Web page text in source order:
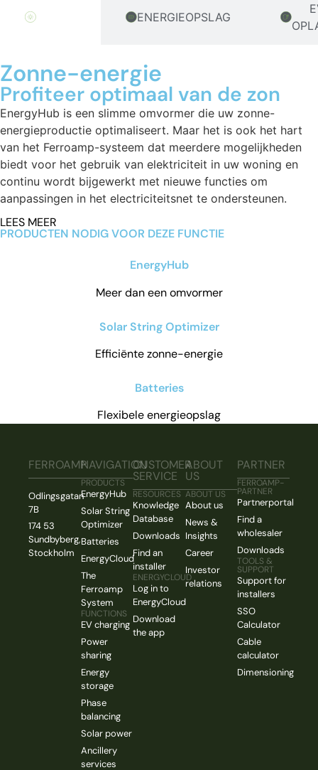
ENERGIEOPSLAG
Zonne-energie
Profiteer optimaal van de zon
EnergyHub is een slimme omvormer die uw zonne-
energieproductie optimaliseert. Maar het is ook het hart
van het Ferroamp-systeem dat meerdere mogelijkheden
biedt voor het gebruik van elektriciteit in uw woning en
continu wordt bijgewerkt met nieuwe functies om
aanpassingen in het electriciteitsnet te ondersteunen.
LEES MEER
PRODUCTEN NODIG VOOR DEZE FUNCTIE
EnergyHub
Meer dan een omvormer
Solar String Optimizer
Efficiënte zonne-energie
Batteries
Flexibele energieopslag
FERROAMP
Odlingsgatan
7B
174 53
Sundbyberg,
Stockholm
NAVIGATION
PRODUCTS
EnergyHub
Solar String
Optimizer
Batteries
EnergyCloud
The
Ferroamp
System
FUNCTIONS
EV charging
Power
sharing
Energy
storage
Phase
balancing
Solar power
Ancillery
services
CUSTOMER
SERVICE
RESOURCES
Knowledge
Database
Downloads
Find an
installer
ENERGYCLOUD
Log in to
EnergyCloud
Download
the app
ABOUT
US
ABOUT US
About us
News &
Insights
Career
Investor
relations
PARTNER
FERROAMP-
PARTNER
Partnerportal
Find a
wholesaler
Downloads
TOOLS &
SUPPORT
Support for
installers
SSO
Calculator
Cable
calculator
Dimensioning